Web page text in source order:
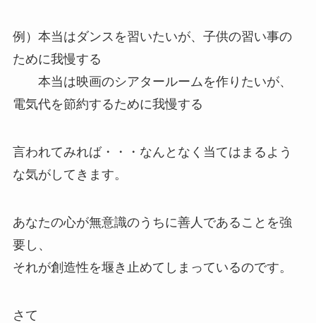
例）本当はダンスを習いたいが、子供の習い事の
ために我慢する
本当は映画のシアタールームを作りたいが、
電気代を節約するために我慢する
言われてみれば・・・なんとなく当てはまるよう
な気がしてきます。
あなたの心が無意識のうちに善人であることを強
要し、
それが創造性を堰き止めてしまっているのです。
さて